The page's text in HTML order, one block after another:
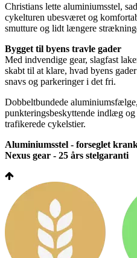
Christians lette aluminiumsstel,
cykelturen ubesværet og
smutture og lidt længere
Bygget til byens travle gader
Med indvendige gear, slagfast
skabt til at klare, hvad byens
snavs og parkeringer i det fri.
Dobbeltbundede
punkteringsbeskyttende indlæg
trafikerede cykelstier.
Aluminiumsstel - forseglet
Nexus gear - 25 års stelgaranti